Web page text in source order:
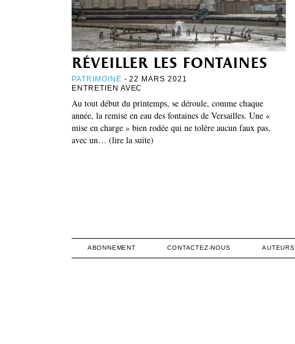
réveiller les fontaines
PATRIMOINE - 22 MARS 2021
ENTRETIEN AVEC
Au tout début du printemps, se déroule, comme chaque
année, la remise en eau des fontaines de Versailles. Une «
mise en charge » bien rodée qui ne tolère aucun faux pas,
avec un… (lire la suite)
ABONNEMENT CONTACTEZ-NOUS AUTEURS